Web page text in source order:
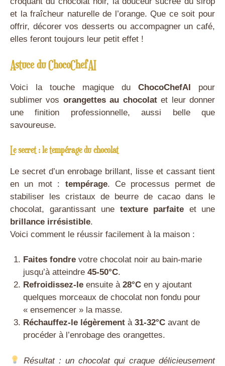
et la fraîcheur naturelle de l’orange. Que ce soit pour
offrir, décorer vos desserts ou accompagner un café,
elles feront toujours leur petit effet !
Astuce du ChocoChefAI
Voici la touche magique du ChocoChefAI pour
sublimer vos orangettes au chocolatet leur donner
une finition professionnelle, aussi belle que
savoureuse.
Le secret : le tempérage du chocolat
Le secret d’un enrobage brillant, lisse et cassant tient
en un mot : tempérage. Ce processus permet de
stabiliser les cristaux de beurre de cacao dans le
chocolat, garantissant une texture parfaite et une
brillance irrésistible.
Voici comment le réussir facilement à la maison :
Faites fondrevotre chocolat noir au bain-marie
jusqu’à atteindre 45-50°C.
Refroidissez-leensuite à 28°Cen y ajoutant
quelques morceaux de chocolat non fondu pour
« ensemencer » la masse.
Réchauffez-le légèrementà 31-32°Cavant de
procéder à l’enrobage des orangettes.
Résultat : un chocolat qui craque délicieusement